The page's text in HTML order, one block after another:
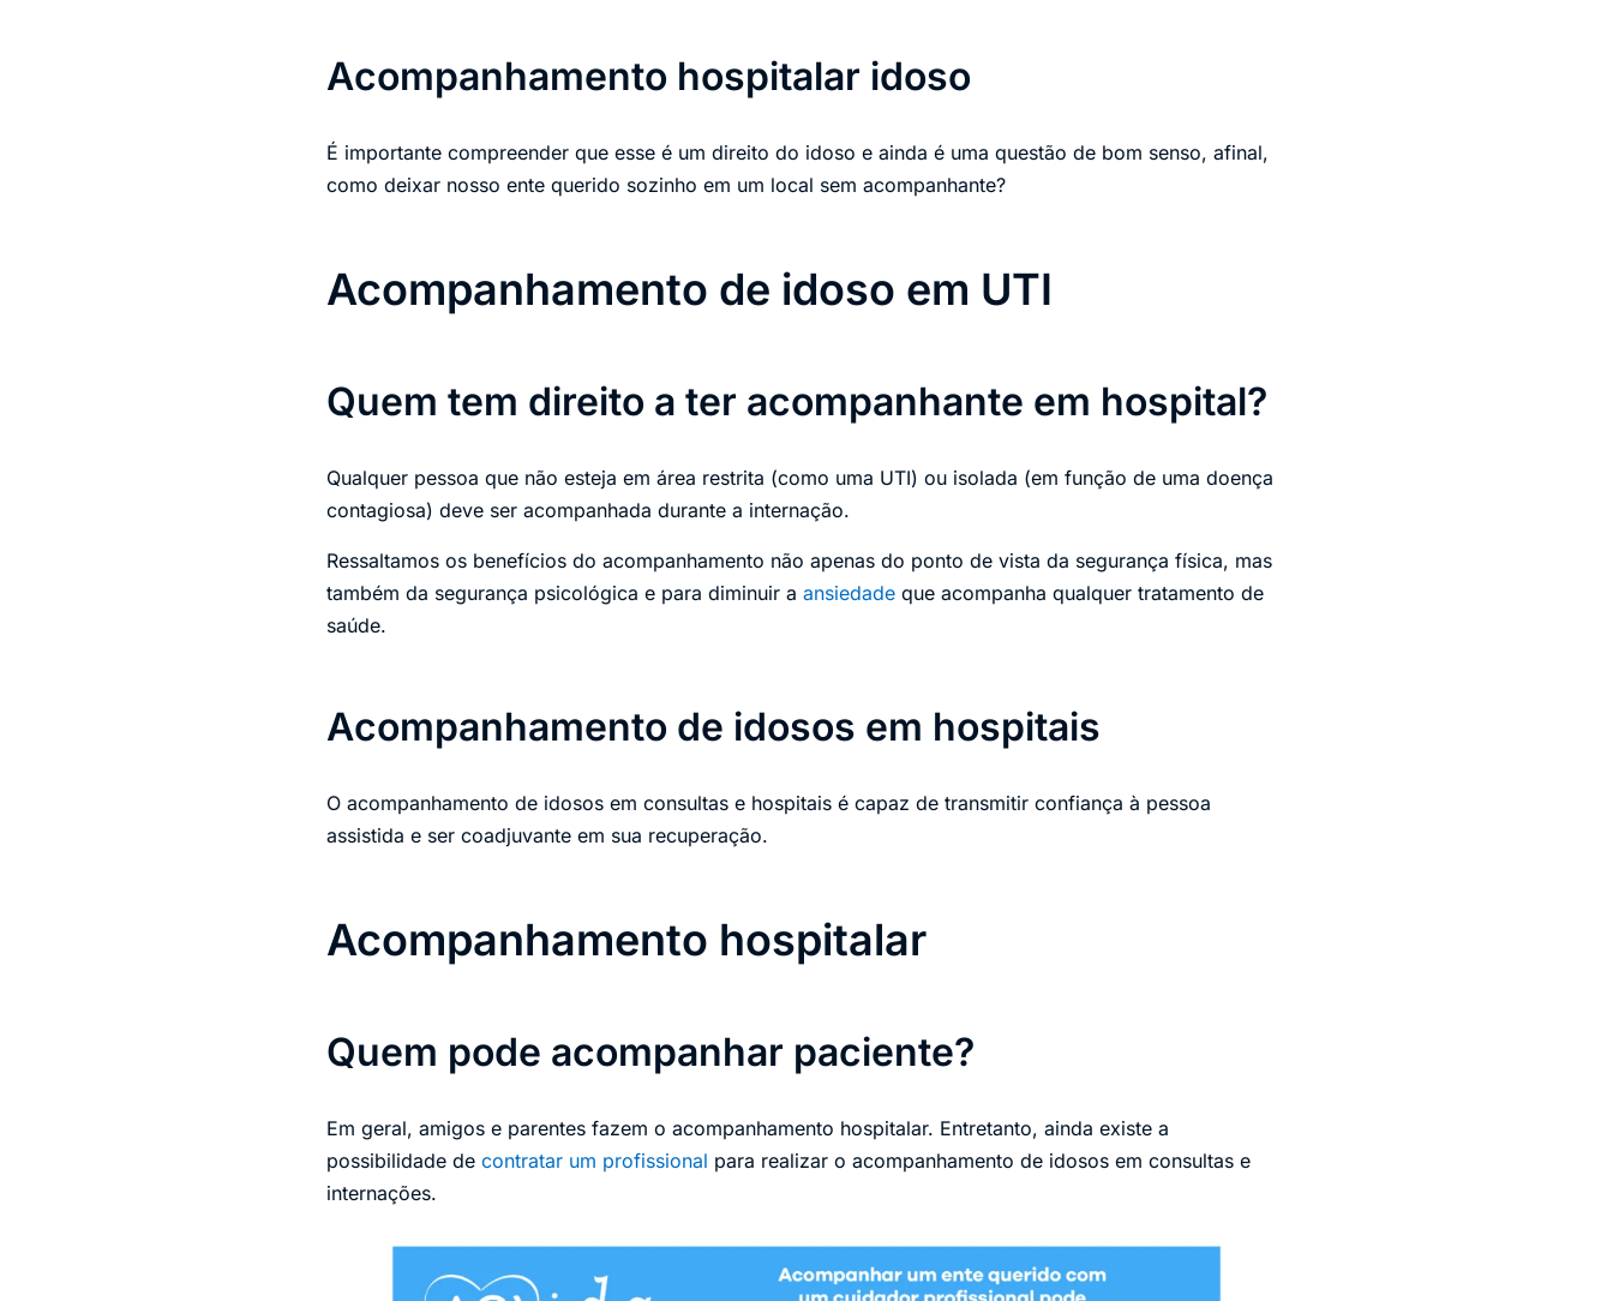
Acompanhamento hospitalar idoso
É importante compreender que esse é um direito do idoso e ainda é uma questão de bom senso, afinal,
como deixar nosso ente querido sozinho em um local sem acompanhante?
Acompanhamento de idoso em UTI
Quem tem direito a ter acompanhante em hospital?
Qualquer pessoa que não esteja em área restrita (como uma UTI) ou isolada (em função de uma doença
contagiosa) deve ser acompanhada durante a internação.
Ressaltamos os benefícios do acompanhamento não apenas do ponto de vista da segurança física, mas
também da segurança psicológica e para diminuir a ansiedade que acompanha qualquer tratamento de
saúde.
Acompanhamento de idosos em hospitais
O acompanhamento de idosos em consultas e hospitais é capaz de transmitir confiança à pessoa
assistida e ser coadjuvante em sua recuperação.
Acompanhamento hospitalar
Quem pode acompanhar paciente?
Em geral, amigos e parentes fazem o acompanhamento hospitalar. Entretanto, ainda existe a
possibilidade de contratar um profissional para realizar o acompanhamento de idosos em consultas e
internações.